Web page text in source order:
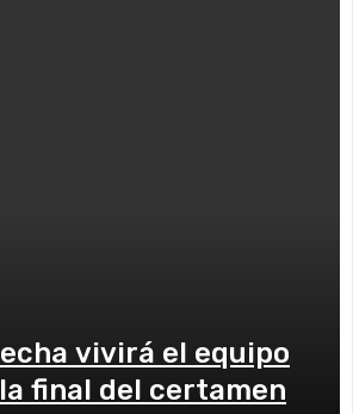
vivirá el equipo
final del certamen